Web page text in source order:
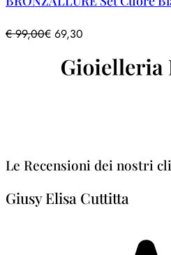
€99,00€ 69,30
Le Recensioni dei nostri
Giusy Elisa Cuttitta